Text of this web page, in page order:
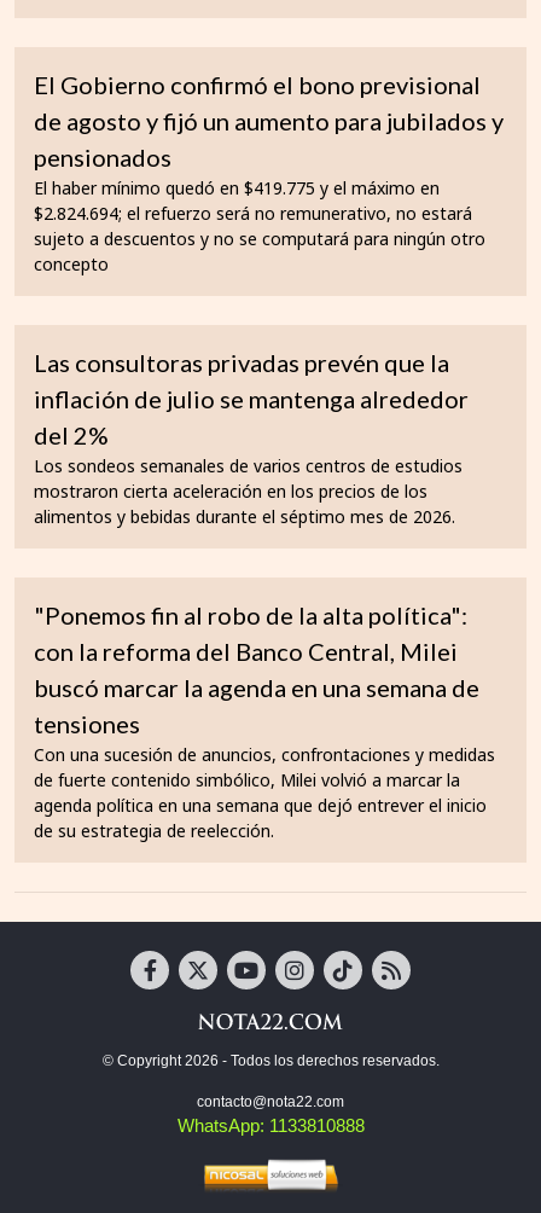
El Gobierno confirmó el bono previsional
de agosto y fijó un aumento para jubilados y
pensionados
El haber mínimo quedó en $419.775 y el máximo en
$2.824.694; el refuerzo será no remunerativo, no estará
sujeto a descuentos y no se computará para ningún otro
concepto
Las consultoras privadas prevén que la
inflación de julio se mantenga alrededor
del 2%
Los sondeos semanales de varios centros de estudios
mostraron cierta aceleración en los precios de los
alimentos y bebidas durante el séptimo mes de 2026.
"Ponemos fin al robo de la alta política":
con la reforma del Banco Central, Milei
buscó marcar la agenda en una semana de
tensiones
Con una sucesión de anuncios, confrontaciones y medidas
de fuerte contenido simbólico, Milei volvió a marcar la
agenda política en una semana que dejó entrever el inicio
de su estrategia de reelección.
© Copyright 2026 - Todos los derechos reservados.
contacto@nota22.com
WhatsApp: 1133810888